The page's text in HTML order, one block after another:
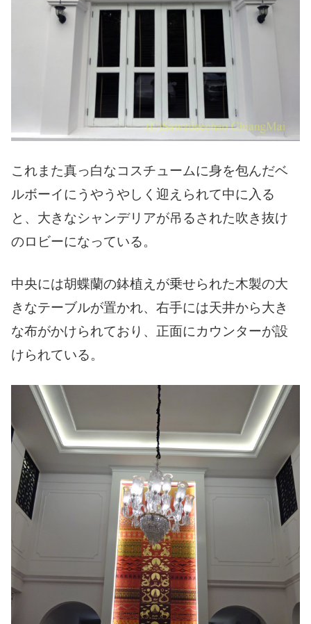
これまた真っ白なコスチュームに身を包んだベ
ルボーイにうやうやしく迎えられて中に入る
と、大きなシャンデリアが吊るされた吹き抜け
のロビーになっている。
中央には胡蝶蘭の鉢植えが乗せられた木製の大
きなテーブルが置かれ、右手には天井から大き
な布がかけられており、正面にカウンターが設
けられている。